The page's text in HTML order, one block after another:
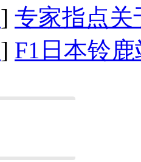
] 专家指点关
] F1日本铃